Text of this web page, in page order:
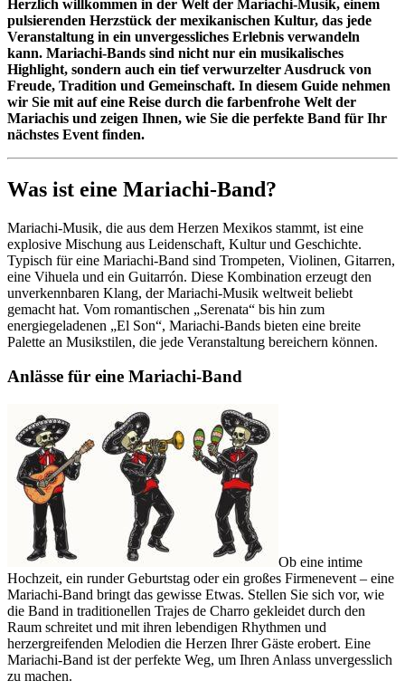
Herzlich willkommen in der Welt der Mariachi-Musik, einem
pulsierenden Herzstück der mexikanischen Kultur, das jede
Veranstaltung in ein unvergessliches Erlebnis verwandeln
kann. Mariachi-Bands sind nicht nur ein musikalisches
Highlight, sondern auch ein tief verwurzelter Ausdruck von
Freude, Tradition und Gemeinschaft. In diesem Guide nehmen
wir Sie mit auf eine Reise durch die farbenfrohe Welt der
Mariachis und zeigen Ihnen, wie Sie die perfekte Band für Ihr
nächstes Event finden.
Was ist eine Mariachi-Band?
Mariachi-Musik, die aus dem Herzen Mexikos stammt, ist eine
explosive Mischung aus Leidenschaft, Kultur und Geschichte.
Typisch für eine Mariachi-Band sind Trompeten, Violinen, Gitarren,
eine Vihuela und ein Guitarrón. Diese Kombination erzeugt den
unverkennbaren Klang, der Mariachi-Musik weltweit beliebt
gemacht hat. Vom romantischen „Serenata“ bis hin zum
energiegeladenen „El Son“, Mariachi-Bands bieten eine breite
Palette an Musikstilen, die jede Veranstaltung bereichern können.
Anlässe für eine Mariachi-Band
Ob eine intime
Hochzeit, ein runder Geburtstag oder ein großes Firmenevent – eine
Mariachi-Band bringt das gewisse Etwas. Stellen Sie sich vor, wie
die Band in traditionellen Trajes de Charro gekleidet durch den
Raum schreitet und mit ihren lebendigen Rhythmen und
herzergreifenden Melodien die Herzen Ihrer Gäste erobert. Eine
Mariachi-Band ist der perfekte Weg, um Ihren Anlass unvergesslich
zu machen.